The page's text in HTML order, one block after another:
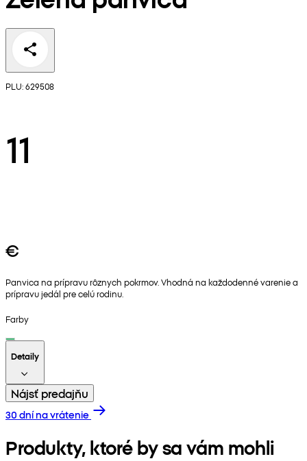
PLU: 629508
11
€
Panvica na prípravu rôznych pokrmov. Vhodná na každodenné varenie a
prípravu jedál pre celú rodinu.
Farby
Detaily
Nájsť predajňu
30 dní na vrátenie
Produkty, ktoré by sa vám mohli